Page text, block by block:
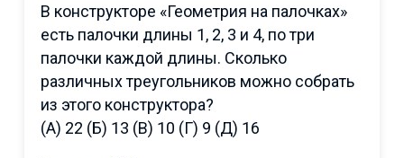
В конструкторе «Геометрия на палочках»
есть палочки длины 1, 2, 3 и 4, по три
палочки каждой длины. Сколько
различных треугольников можно собрать
из этого конструктора?
(А) 22 (Б) 13 (В) 10 (Г) 9 (Д) 16